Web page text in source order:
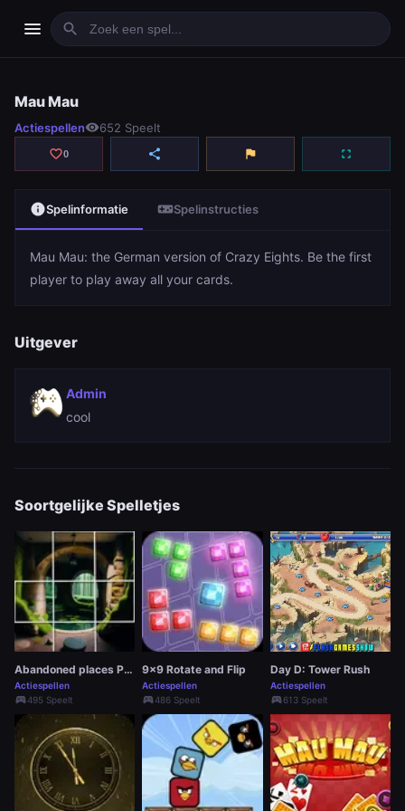
menu search
play_arrowSpelen
Mau Mau
Actiespellenvisibility652 Speelt
favorite_border0 share flag fullscreen
infoSpelinformatie videogame_assetSpelinstructies
Mau Mau: the German version of Crazy Eights. Be the first
player to play away all your cards.
Uitgever
Admin
cool
Soortgelijke Spelletjes
Abandoned places Picture Tile Quest
Actiespellen
sports_esports495 Speelt
9x9 Rotate and Flip
Actiespellen
sports_esports486 Speelt
Day D: Tower Rush
Actiespellen
sports_esports613 Speelt